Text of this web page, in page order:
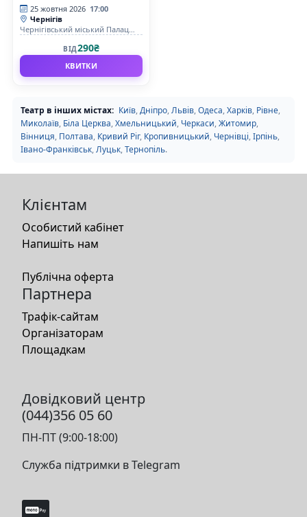
25 жовтня 2026 17:00
Чернігів
Чернігівський міський Палац
ВІД290₴
КВИТКИ
Театр в інших містах: Київ,Дніпро,Львів,Одеса,Харків, Рівне,
Миколаїв, Біла Церква,Хмельницький, Черкаси,Житомир,
Вінниця, Полтава, Кривий Ріг, Кропивницький, Чернівці,Ірпінь,
Івано-Франківськ,Луцьк,Тернопіль.
Клієнтам
Особистий кабінет
Напишіть нам
Публічна оферта
Партнера
Трафік-сайтам
Організаторам
Площадкам
Довідковий центр
(044)356 05 60
ПН-ПТ (9:00-18:00)
Служба підтримки в Telegram